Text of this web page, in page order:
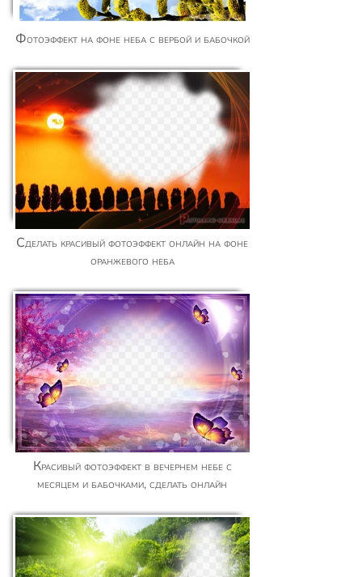
Фотоэффект на фоне неба с вербой и бабочкой
Сделать красивый фотоэффект онлайн на фоне
оранжевого неба
Красивый фотоэффект в вечернем небе с
месяцем и бабочками, сделать онлайн